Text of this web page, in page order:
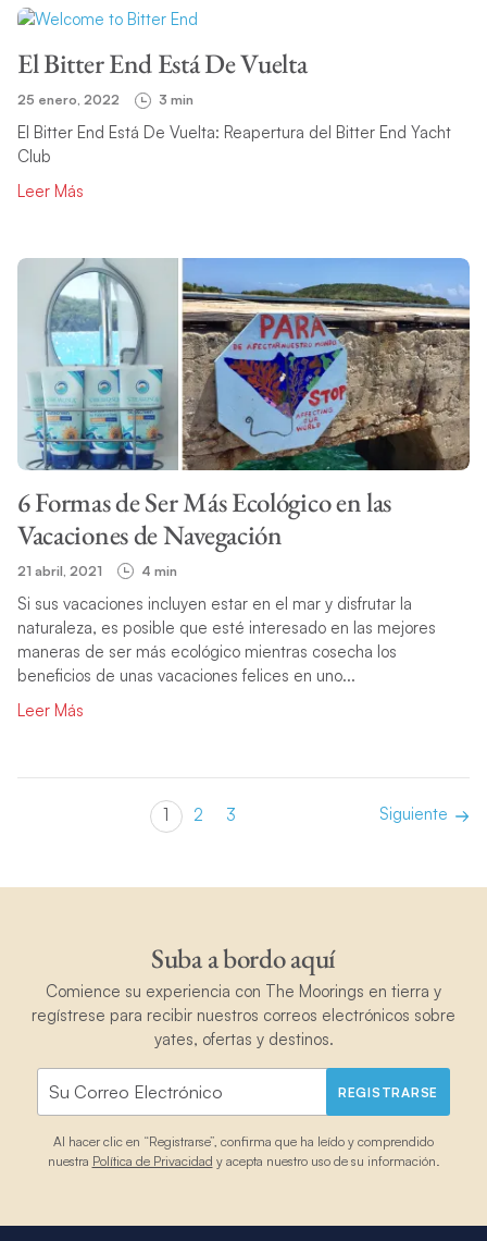
El Bitter End Está De Vuelta
25 enero, 2022 3 min
El Bitter End Está De Vuelta: Reapertura del Bitter End Yacht
Club
Leer Más
6 Formas de Ser Más Ecológico en las
Vacaciones de Navegación
21 abril, 2021 4 min
Si sus vacaciones incluyen estar en el mar y disfrutar la
naturaleza, es posible que esté interesado en las mejores
maneras de ser más ecológico mientras cosecha los
beneficios de unas vacaciones felices en uno...
Leer Más
1 2 3 Siguiente
Suba a bordo aquí
Comience su experiencia con The Moorings en tierra y
regístrese para recibir nuestros correos electrónicos sobre
yates, ofertas y destinos.
REGISTRARSE
Al hacer clic en “Registrarse”, confirma que ha leído y comprendido
nuestra Política de Privacidad y acepta nuestro uso de su información.